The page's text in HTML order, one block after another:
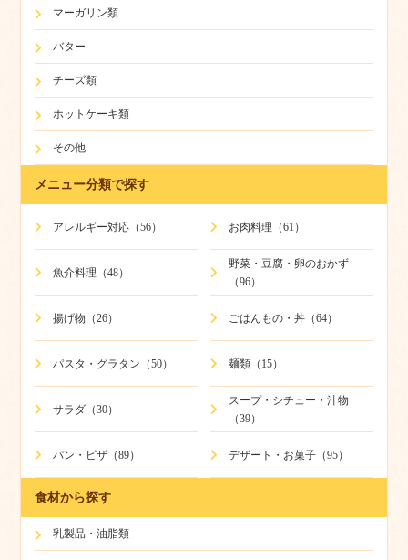
マーガリン類
バター
チーズ類
ホットケーキ類
その他
メニュー分類で探す
アレルギー対応（56） お肉料理（61）
魚介料理（48）
野菜・豆腐・卵のおかず
（96）
揚げ物（26） ごはんもの・丼（64）
パスタ・グラタン（50） 麺類（15）
サラダ（30）
スープ・シチュー・汁物
（39）
パン・ピザ（89） デザート・お菓子（95）
食材から探す
乳製品・油脂類